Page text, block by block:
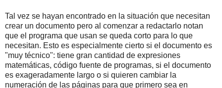
Tal vez se hayan encontrado en la situación que necesitan
crear un documento pero al comenzar a redactarlo notan
que el programa que usan se queda corto para lo que
necesitan. Esto es especialmente cierto si el documento es
"muy técnico": tiene gran cantidad de expresiones
matemáticas, código fuente de programas, si el documento
es exageradamente largo o si quieren cambiar la
numeración de las páginas para que primero sea en